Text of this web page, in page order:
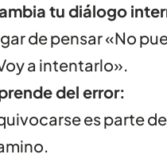
tu diálogo
de pensar «No
a intentarlo».
del error:
es parte